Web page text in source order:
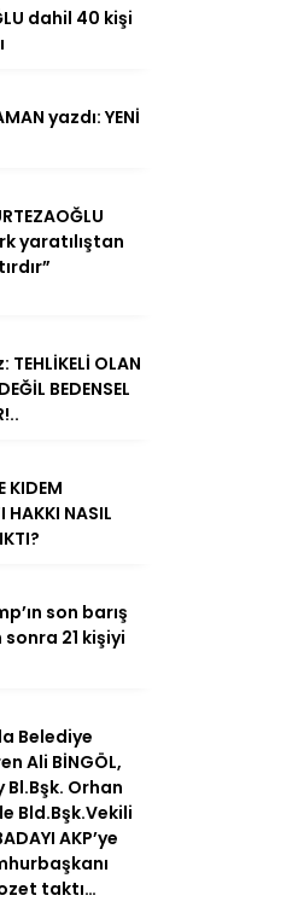
dahil 40 kişi
yazdı: YENİ
yaratılıştan
OLAN
BEDENSEL
KIDEM
HAKKI NASIL
son barış
21 kişiyi
Belediye
Ali BİNGÖL,
Bl.Bşk. Orhan
Bld.Bşk.Vekili
AKP’ye
taktı…